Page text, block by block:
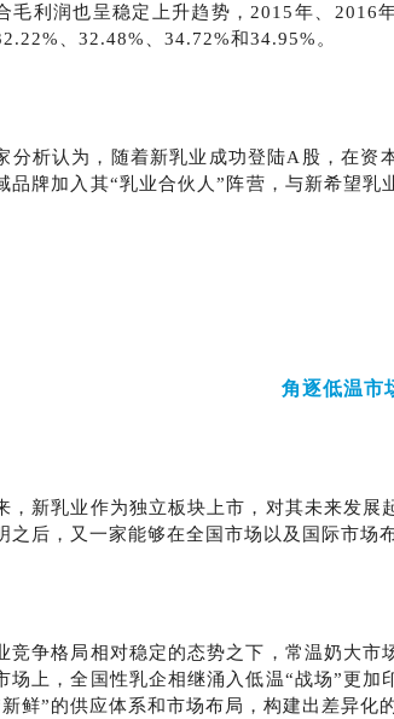
毛利润也呈稳定上升趋势，2015年、2016
、32.48%、34.72%和34.95%。
分析认为，随着新乳业成功登陆A股，在资
品牌加入其“乳业合伙人”阵营，与新希望
角逐低温市
，新乳业作为独立板块上市，对其未来发展
之后，又一家能够在全国市场以及国际市场
竞争格局相对稳定的态势之下，常温奶大市
场上，全国性乳企相继涌入低温“战场”更
鲜”的供应体系和市场布局，构建出差异化